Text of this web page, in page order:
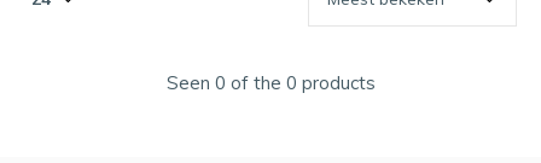
Seen 0 of the 0 products